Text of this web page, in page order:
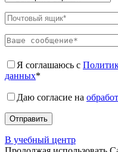
Я соглашаюсь с
данных*
Даю согласие на
В учебный центр